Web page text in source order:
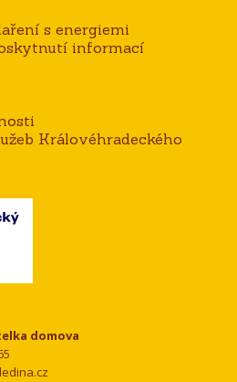
s energiemi
informací
Královéhradeckého
domova